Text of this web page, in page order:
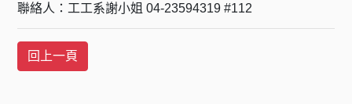
聯絡人：工工系謝小姐 04-23594319 #112